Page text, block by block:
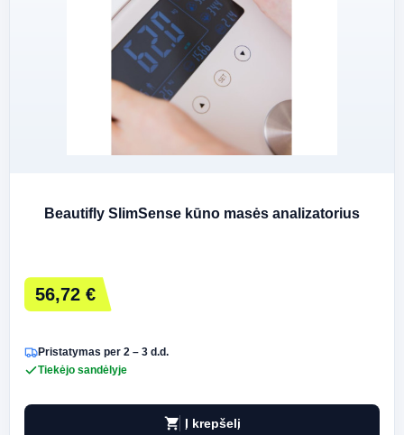
Beautifly SlimSense kūno masės analizatorius
56,72 €
Pristatymas per 2 – 3 d.d.
Tiekėjo sandėlyje
shopping_cart Į krepšelį